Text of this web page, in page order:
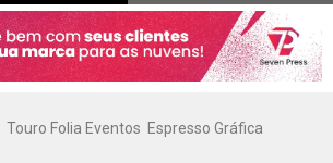
Touro Folia Eventos Espresso Gráfica